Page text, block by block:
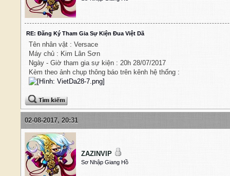
RE: Đăng Ký Tham Gia Sự Kiện Đua Việt Dã
Tên nhân vật : Versace
Máy chủ : Kim Lân Sơn
Ngày - Giờ tham gia sự kiện : 20h 28/07/2017
Kèm theo ảnh chụp thông báo trên kênh hệ thống :
02-08-2017, 20:31
ZAZINVIP
Sơ Nhập Giang Hồ